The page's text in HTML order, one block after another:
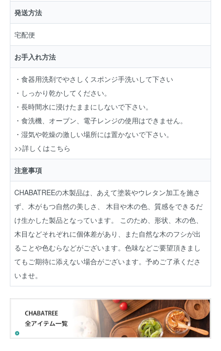
発送方法
宅配便
お手入れ方法
・食器用洗剤でやさしくスポンジ手洗いして下さい
・しっかり乾かしてください。
・長時間水に浸けたままにしないで下さい。
・食洗機、オーブン、電子レンジの使用はできません。
・湿気や乾燥の激しい場所には置かないで下さい。
>>詳しくはこちら
注意事項
CHABATREEの木製品は、あえて塗装やウレタン加工を施さ
ず、木がもつ自然の美しさ、 木目や木の色、質感をできるだ
け生かした製品となっています。 このため、形状、木の色、
木目などそれぞれに個体差があり、また自然な木のフシが出
ることや色むらなどがございます。色味などご要望頂きまし
てもご期待に添えない場合がございます。予めご了承くださ
いませ。